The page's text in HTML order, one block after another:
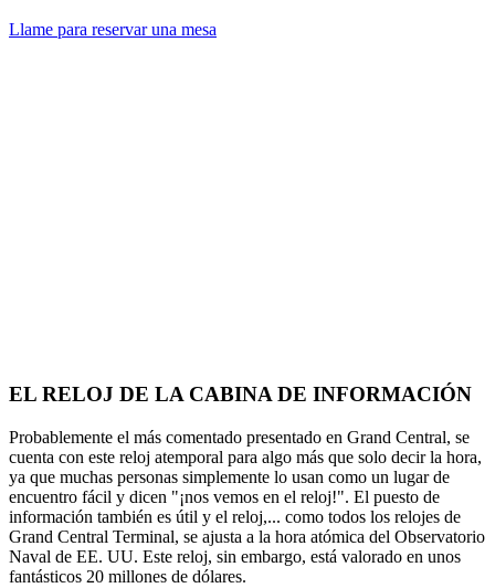
Llame para reservar una mesa
EL RELOJ DE LA CABINA DE INFORMACIÓN
Probablemente el más comentado presentado en Grand Central, se
cuenta con este reloj atemporal para algo más que solo decir la hora,
ya que muchas personas simplemente lo usan como un lugar de
encuentro fácil y dicen "¡nos vemos en el reloj!". El puesto de
información también es útil y el reloj,... como todos los relojes de
Grand Central Terminal, se ajusta a la hora atómica del Observatorio
Naval de EE. UU. Este reloj, sin embargo, está valorado en unos
fantásticos 20 millones de dólares.